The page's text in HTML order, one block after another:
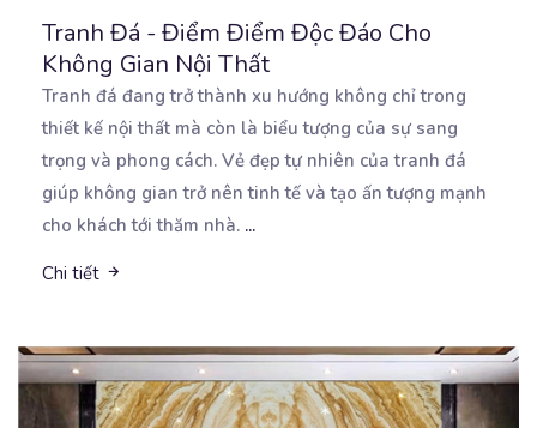
Tranh Đá - Điểm Điểm Độc Đáo Cho
Không Gian Nội Thất
Tranh đá đang trở thành xu hướng không chỉ trong
thiết kế nội thất mà còn là biểu tượng của sự sang
trọng và phong cách. Vẻ đẹp tự nhiên của tranh đá
giúp không gian trở nên tinh tế và tạo ấn tượng mạnh
cho khách tới thăm nhà. ...
Chi tiết